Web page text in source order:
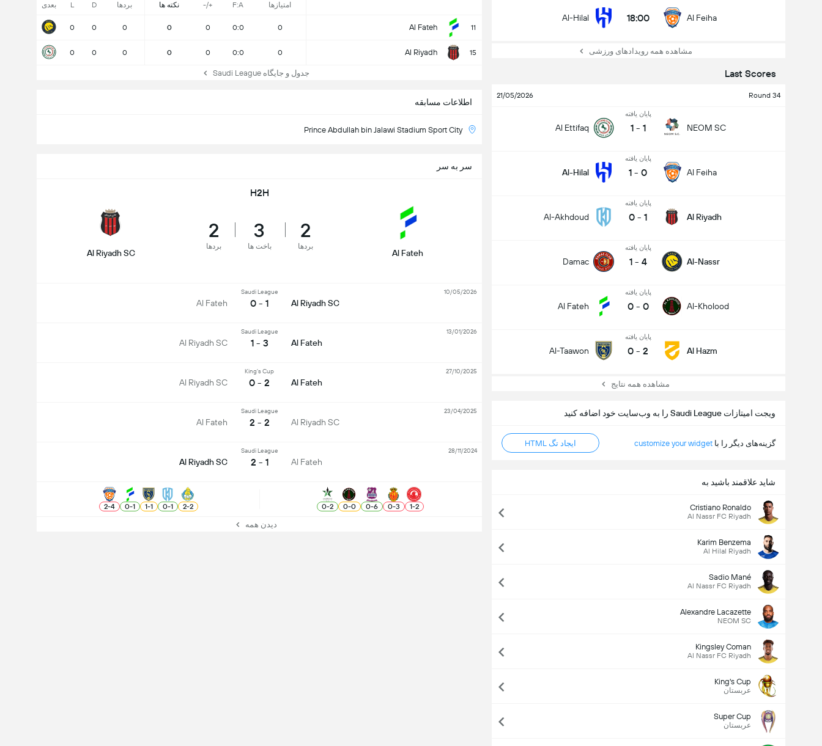
Al Feiha
18:00
Al-Hilal
مشاهده همه رویدادهای ورزشی
Last Scores
Round 34
21/05/2026
NEOM SC
پایان یافته
1
-
1
Al Ettifaq
Al Feiha
پایان یافته
0
-
1
Al-Hilal
Al Riyadh
پایان یافته
1
-
0
Al-Akhdoud
Al-Nassr
پایان یافته
4
-
1
Damac
Al-Kholood
پایان یافته
0
-
0
Al Fateh
Al Hazm
پایان یافته
2
-
0
Al-Taawon
مشاهده همه نتایج
ویجت امیتازات Saudi League را به وب‌سایت خود اضافه کنید
گزینه‌های دیگر را با customize your widget ایجاد تگ HTML
شاید علاقمند باشید به
Cristiano Ronaldo
Al Nassr FC Riyadh
Karim Benzema
Al Hilal Riyadh
Sadio Mané
Al Nassr FC Riyadh
Alexandre Lacazette
NEOM SC
Kingsley Coman
Al Nassr FC Riyadh
King's Cup
عربستان
Super Cup
عربستان
امتیازها F:A
+/- نکته ها بردها D
L بعدی
11
Al Fateh
0
0:0
0
0
0
0
0
15
Al Riyadh
0
0:0
0
0
0
0
0
جدول و جایگاه Saudi League
اطلاعات مسابقه
Prince Abdullah bin Jalawi Stadium Sport City
سر به سر
H2H
Al Fateh
2
بردها
3
باخت ها
2
بردها
Al Riyadh SC
Al Riyadh SC
Saudi League
1 - 0
Al Fateh
10/05/2026
Al Fateh
Saudi League
3 - 1
Al Riyadh SC
13/01/2026
Al Fateh
King's Cup
2 - 0
Al Riyadh SC
27/10/2025
Al Riyadh SC
Saudi League
2 - 2
Al Fateh
23/04/2025
Al Fateh
Saudi League
1 - 2
Al Riyadh SC
28/11/2024
2
-
1
3
-
0
6
-
0
0
-
0
2
-
0
2
-
2
1
-
0
1
-
1
1
-
0
4
-
2
دیدن همه